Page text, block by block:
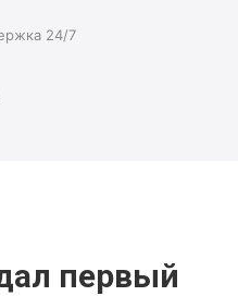
24/7
первый